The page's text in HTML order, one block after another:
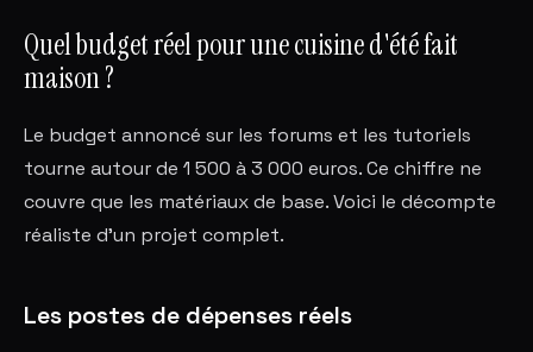
Quel budget réel pour une cuisine d'été fait
maison ?
Le budget annoncé sur les forums et les tutoriels
tourne autour de 1 500 à 3 000 euros. Ce chiffre ne
couvre que les matériaux de base. Voici le décompte
réaliste d'un projet complet.
Les postes de dépenses réels